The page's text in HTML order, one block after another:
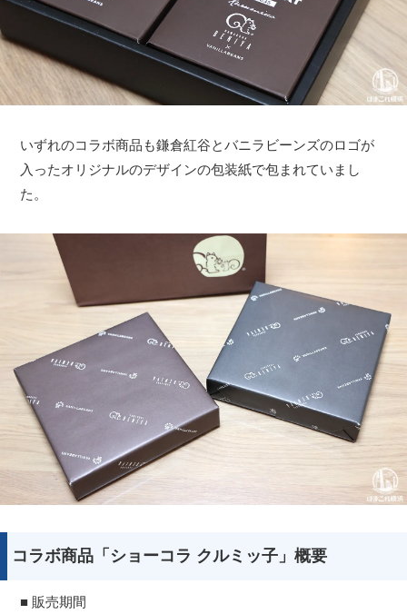
いずれのコラボ商品も鎌倉紅谷とバニラビーンズのロゴが
入ったオリジナルのデザインの包装紙で包まれていまし
た。
コラボ商品「ショーコラ クルミッ子」概要
■ 販売期間